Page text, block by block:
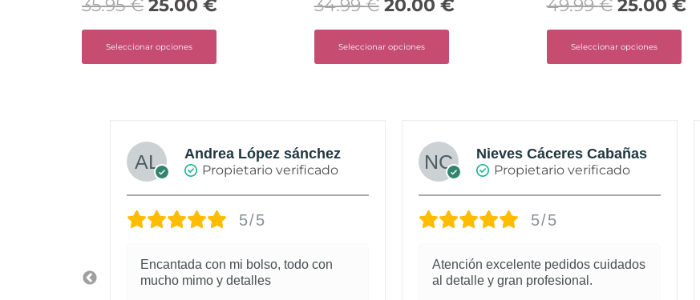
35.95€ 25.00 €
Seleccionar opciones
34.99€ 20.00 €
Seleccionar opciones
49.99€ 25.00 €
Seleccionar opciones
Andrea López sánchez
Propietario verificado
5/5
Encantada con mi bolso, todo con
mucho mimo y detalles
Nieves Cáceres Cabañas
Propietario verificado
5/5
Atención excelente pedidos cuidados
al detalle y gran profesional.